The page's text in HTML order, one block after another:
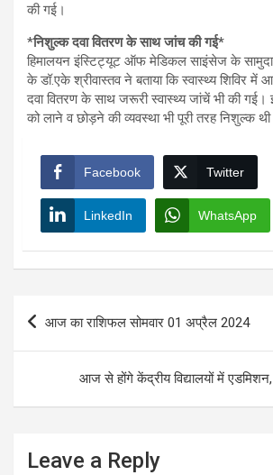
की गई।
*निशुल्क दवा वितरण के साथ जांच की गई*
हिमालयन इंस्टिट्यूट ऑफ मेडिकल साइंसेज के
के डॉ.एके श्रीवास्तव ने बताया कि स्वास्थ्य शिविर में
दवा वितरण के साथ जरूरी स्वास्थ्य जांचें भी की गई।
को लाने व छोड़ने की व्यवस्था भी पूरी तरह निशुल्क
Facebook Twitter
LinkedIn WhatsApp
Post
आज का राशिफल सोमवार 01 अप्रैल 2024
आज से होंगे केंद्रीय विद्यालयों में
Leave a Reply